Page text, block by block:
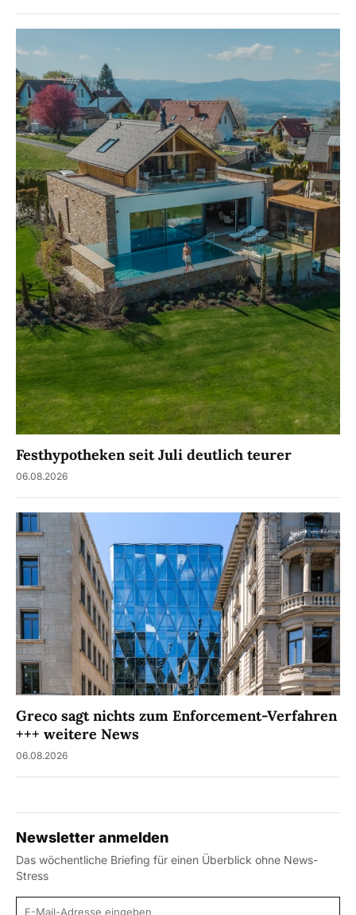
Festhypotheken seit Juli deutlich teurer
06.08.2026
Greco sagt nichts zum Enforcement-Verfahren
+++ weitere News
06.08.2026
Newsletter anmelden
Das wöchentliche Briefing für einen Überblick ohne News-
Stress
E-Mail-Adresse